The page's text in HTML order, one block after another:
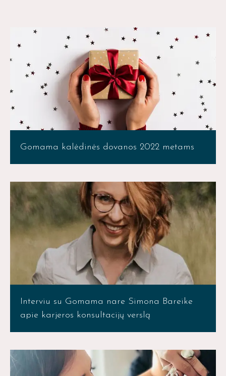
Gomama kalėdinės dovanos 2022 metams
Interviu su Gomama nare Simona Bareike
apie karjeros konsultacijų verslą